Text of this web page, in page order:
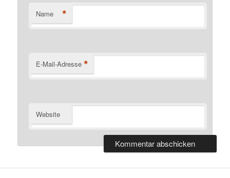
Name *
E-Mail-Adresse *
Website